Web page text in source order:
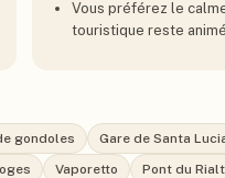
Vous préférez le
touristique reste
gondoles Gare de Santa
Vaporetto Pont du